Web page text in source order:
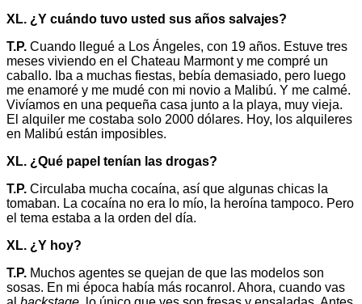
XL. ¿Y cuándo tuvo usted sus años salvajes?
T.P. Cuando llegué a Los Ángeles, con 19 años. Estuve tres
meses viviendo en el Chateau Marmont y me compré un
caballo. Iba a muchas fiestas, bebía demasiado, pero luego
me enamoré y me mudé con mi novio a Malibú. Y me calmé.
Vivíamos en una pequeña casa junto a la playa, muy vieja.
El alquiler me costaba solo 2000 dólares. Hoy, los alquileres
en Malibú están imposibles.
XL. ¿Qué papel tenían las drogas?
T.P. Circulaba mucha cocaína, así que algunas chicas la
tomaban. La cocaína no era lo mío, la heroína tampoco. Pero
el tema estaba a la orden del día.
XL. ¿Y hoy?
T.P. Muchos agentes se quejan de que las modelos son
sosas. En mi época había más rocanrol. Ahora, cuando vas